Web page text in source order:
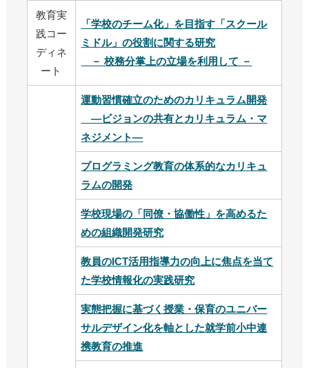
教育実
践コー
ディネ
ート
「学校のチーム化」を目指す「スクール
ミドル」の役割に関する研究
－ 校務分掌上の立場を利用して －
運動習慣確立のためのカリキュラム開発
―ビジョンの共有とカリキュラム・マ
ネジメント―
プログラミング教育の体系的なカリキュ
ラムの開発
学校現場の「同僚・協働性」を高めるた
めの組織開発研究
教員のICT活用指導力の向上に焦点を当て
た学校情報化の実践研究
実態把握に基づく授業・保育のユニバー
サルデザイン化を軸とした就学前小中連
携教育の推進